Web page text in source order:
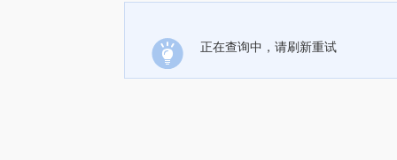
正在查询中，请刷新重试